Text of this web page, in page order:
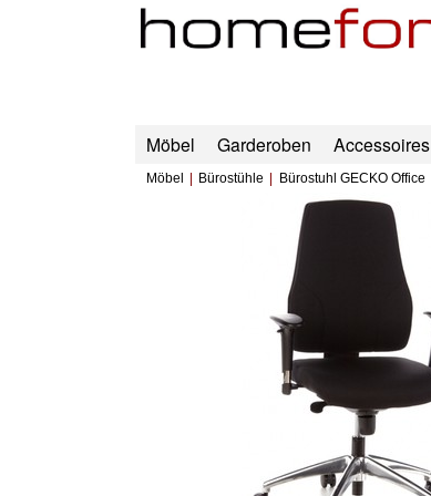
Möbel Garderoben Accessoires
Möbel Bürostühle Bürostuhl GECKO Office